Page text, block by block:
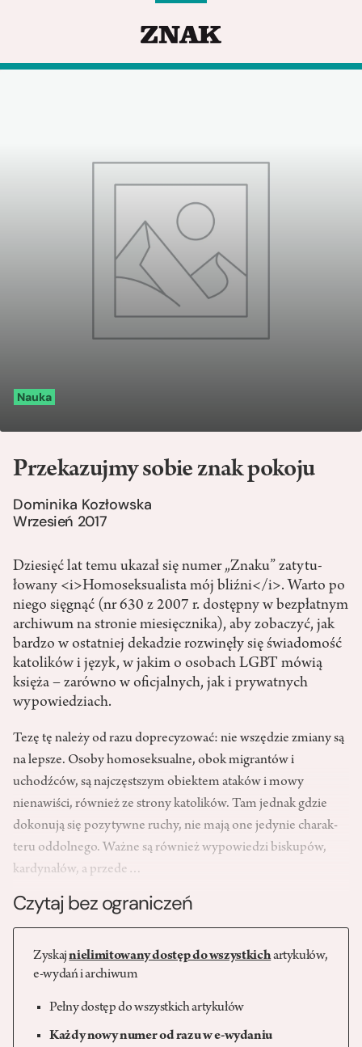
Nauka
Przekazujmy sobie znak pokoju
Dominika Kozłowska
Wrzesień 2017
Dziesięć lat temu ukazał się numer „Znaku” zatytu­
łowany <i>Homoseksualista mój bliźni</i>. Warto po
niego sięgnąć (nr 630 z 2007 r. dostępny w bezpłatnym
archiwum na stronie miesięcznika), aby zobaczyć, jak
bardzo w ostatniej dekadzie rozwinęły się świadomość
katolików i język, w jakim o osobach LGBT mówią
księża – zarówno w oficjalnych, jak i prywatnych
wypowiedziach.
Tezę tę należy od razu doprecyzować: nie wszędzie zmiany są
na lepsze. Osoby homoseksualne, obok migrantów i
uchodźców, są najczęstszym obiektem ataków i mowy
nienawiści, również ze strony katolików. Tam jednak gdzie
dokonują się pozytywne ruchy, nie mają one jedynie charak­
teru oddolnego. Ważne są również wypowiedzi biskupów,
kardynałów, a przede…
Czytaj bez ograniczeń
Zyskajnielimitowany dostęp do wszystkichartykułów,
e-wydań i archiwum
Pełny dostęp do wszystkich artykułów
Każdy nowy numer od razu w e-wydaniu